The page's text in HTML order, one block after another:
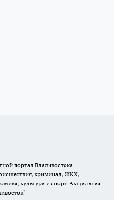
портал Владивостока.
криминал, ЖКХ,
культура и спорт. Актуальная